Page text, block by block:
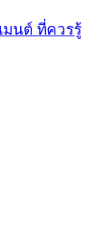
มนต์ ที่ควรรู้